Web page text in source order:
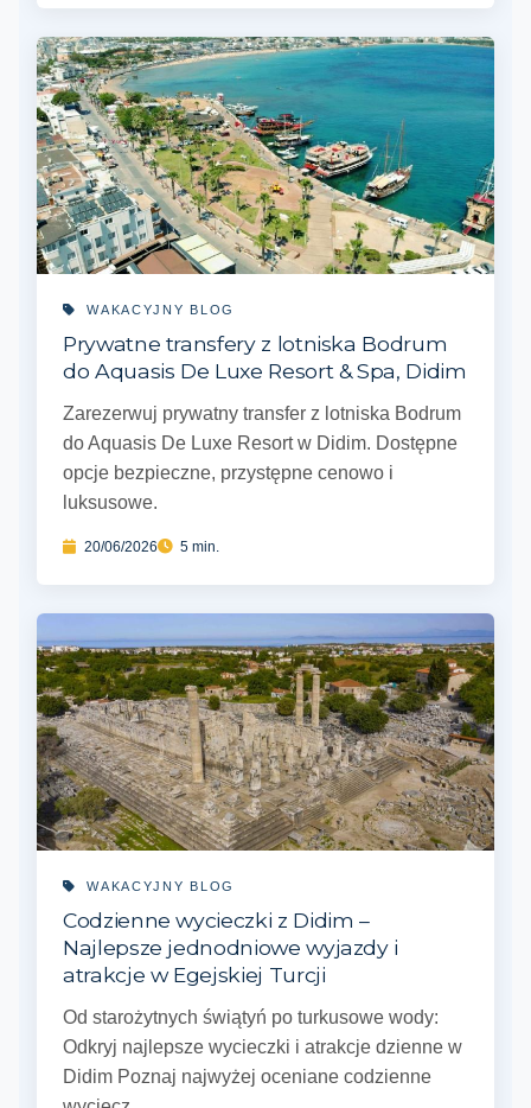
WAKACYJNY BLOG
Prywatne transfery z lotniska Bodrum
do Aquasis De Luxe Resort & Spa, Didim
Zarezerwuj prywatny transfer z lotniska Bodrum
do Aquasis De Luxe Resort w Didim. Dostępne
opcje bezpieczne, przystępne cenowo i
luksusowe.
20/06/2026 5 min.
WAKACYJNY BLOG
Codzienne wycieczki z Didim –
Najlepsze jednodniowe wyjazdy i
atrakcje w Egejskiej Turcji
Od starożytnych świątyń po turkusowe wody:
Odkryj najlepsze wycieczki i atrakcje dzienne w
Didim Poznaj najwyżej oceniane codzienne